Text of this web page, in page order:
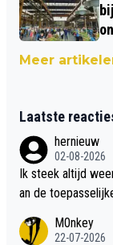
Meer
Laatste
hernieuw
02-08-2026
Ik steek altijd
an de
M0nkey
22-07-2026